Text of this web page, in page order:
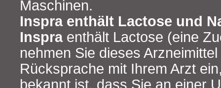
Maschinen.
Inspra enthält Lactose und
Inspraenthält Lactose (eine
nehmen Sie dieses
Rücksprache mit Ihrem Arzt
bekannt ist, dass Sie an einer